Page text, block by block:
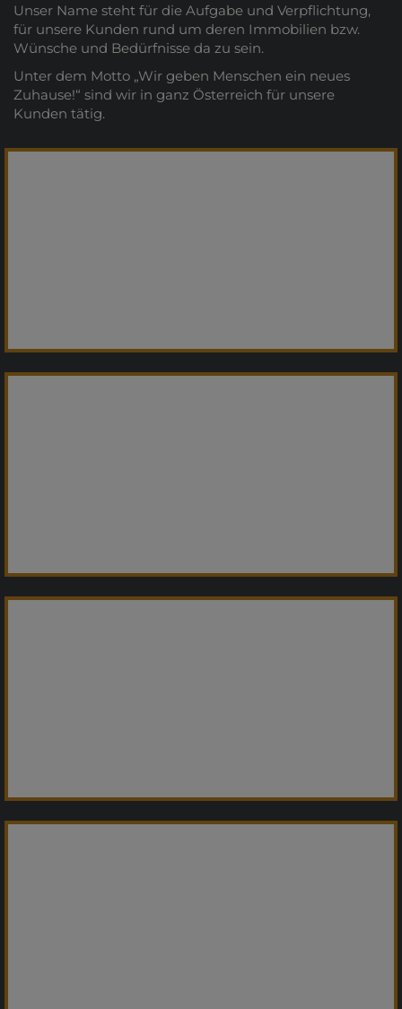
Unser Name steht für die Aufgabe und Verpflichtung,
für unsere Kunden rund um deren Immobilien bzw.
Wünsche und Bedürfnisse da zu sein.
Unter dem Motto „Wir geben Menschen ein neues
Zuhause!“ sind wir in ganz Österreich für unsere
Kunden tätig.